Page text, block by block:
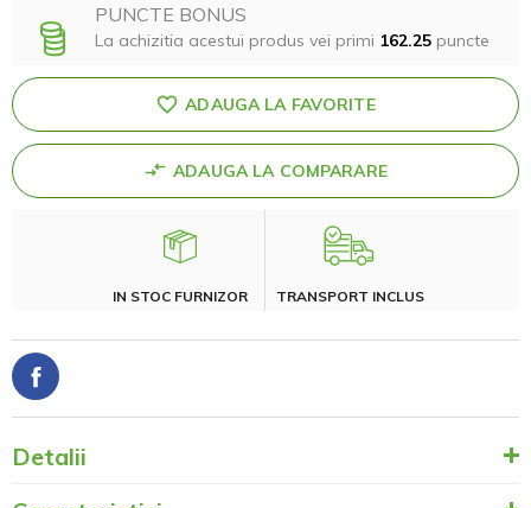
PUNCTE BONUS
La achizitia acestui produs vei primi 162.25 puncte
ADAUGA LA FAVORITE
ADAUGA LA COMPARARE
IN STOC FURNIZOR TRANSPORT INCLUS
Detalii